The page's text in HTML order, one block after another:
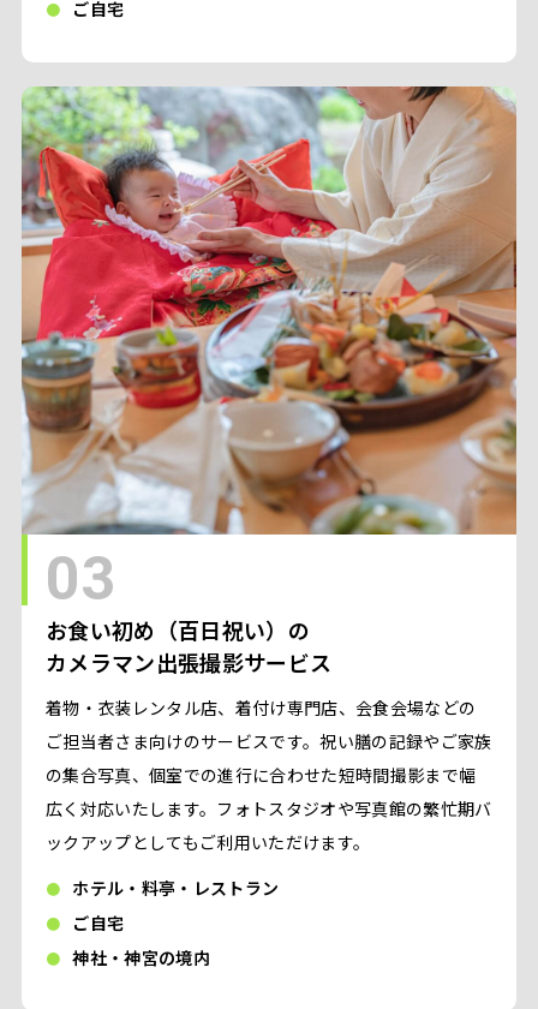
ご自宅
03
お食い初め（百日祝い）の
カメラマン出張撮影サービス
着物・衣装レンタル店、着付け専門店、会食会場などの
ご担当者さま向けのサービスです。祝い膳の記録やご家族
の集合写真、個室での進行に合わせた短時間撮影まで幅
広く対応いたします。フォトスタジオや写真館の繁忙期バ
ックアップとしてもご利用いただけます。
ホテル・料亭・レストラン
ご自宅
神社・神宮の境内